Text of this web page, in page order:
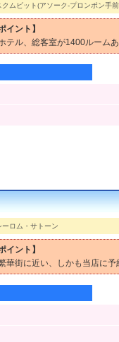
クムビット(アソーク-プロンポン手
イント】
テル、総客室が1400ルーム
ーロム・サトーン
イント】
華街に近い、しかも当店に